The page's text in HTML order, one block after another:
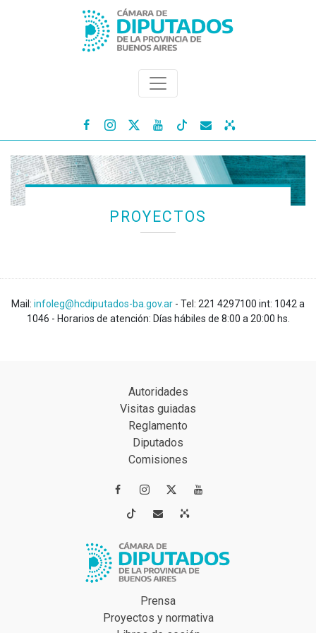
   
PROYECTOS
Mail: infoleg@hcdiputados-ba.gov.ar - Tel: 221 4297100 int: 1042 a
1046 - Horarios de atención: Días hábiles de 8:00 a 20:00 hs.
Autoridades
Visitas guiadas
Reglamento
Diputados
Comisiones
 
 
Prensa
Proyectos y normativa